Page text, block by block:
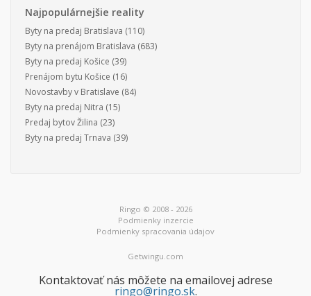
Najpopulárnejšie reality
Byty na predaj Bratislava (110)
Byty na prenájom Bratislava (683)
Byty na predaj Košice (39)
Prenájom bytu Košice (16)
Novostavby v Bratislave (84)
Byty na predaj Nitra (15)
Predaj bytov Žilina (23)
Byty na predaj Trnava (39)
Ringo © 2008 - 2026
Podmienky inzercie
Podmienky spracovania údajov
Getwingu.com
Kontaktovať nás môžete na emailovej adrese
ringo@ringo.sk.